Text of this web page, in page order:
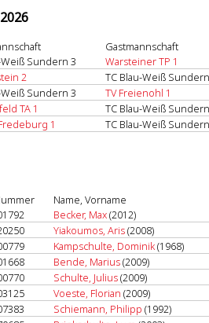
Gastmannschaft
Weiß Sundern 3 Warsteiner TP 1
2 TC Blau-Weiß
Weiß Sundern 3 TV Freienohl 1
TA 1 TC Blau-Weiß
1 TC Blau-Weiß
Name, Vorname
Becker, Max(2012)
Yiakoumos, Aris(2008)
Kampschulte, Dominik(1968)
Bende, Marius(2009)
Schulte, Julius(2009)
Voeste, Florian (2009)
Schiemann, Philipp (1992)